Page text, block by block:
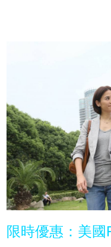
限時優惠：美